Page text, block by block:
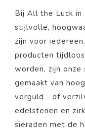
Bij All the Luck
stijlvolle,
zijn voor
producten
worden, zijn
gemaakt van
verguld - of
edelstenen en
sieraden met de